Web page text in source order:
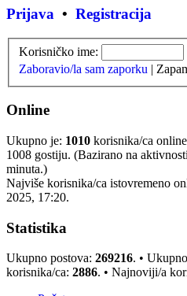
Prijava • Registracija
Korisničko ime:
Zaboravio/la sam zaporku |
Online
Ukupno je: 1010 korisnika/ca
1008 gostiju. (Bazirano na
minuta.)
Najviše korisnika/ca istovremeno
2025, 17:20.
Statistika
Ukupno postova: 269216. •
korisnika/ca: 2886. • Najnoviji/a